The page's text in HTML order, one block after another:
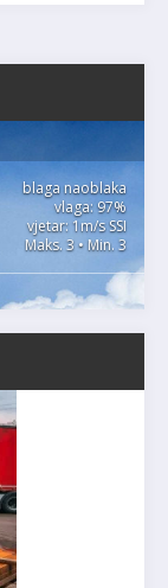
blaga naoblaka
vlaga: 97%
vjetar: 1m/s SSI
Maks. 3 • Min. 3